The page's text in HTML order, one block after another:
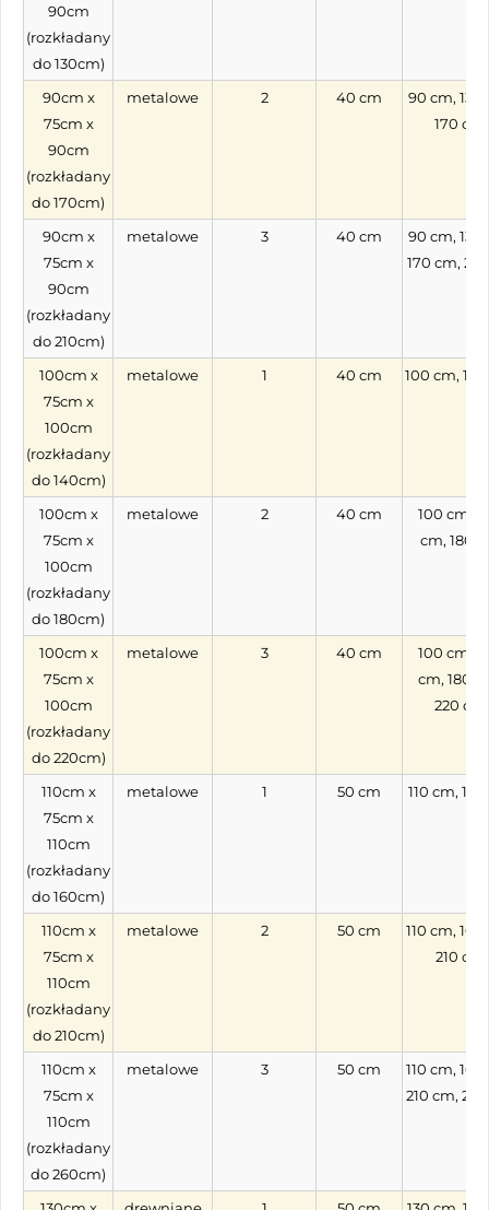
90cm
(rozkładany
do 130cm)
90cm x
75cm x
90cm
(rozkładany
do 170cm)
metalowe 2 40 cm
90 cm, 130
170 cm
90cm x
75cm x
90cm
(rozkładany
do 210cm)
metalowe 3 40 cm
90 cm, 130
170 cm,
100cm x
75cm x
100cm
(rozkładany
do 140cm)
metalowe 1 40 cm 100 cm,
100cm x
75cm x
100cm
(rozkładany
do 180cm)
metalowe 2 40 cm
100 cm,
cm, 180
100cm x
75cm x
100cm
(rozkładany
do 220cm)
metalowe 3 40 cm
100 cm,
cm, 180
220 cm
110cm x
75cm x
110cm
(rozkładany
do 160cm)
metalowe 1 50 cm 110 cm,
110cm x
75cm x
110cm
(rozkładany
do 210cm)
metalowe 2 50 cm
110 cm, 160
210 cm
110cm x
75cm x
110cm
(rozkładany
do 260cm)
metalowe 3 50 cm
110 cm, 160
210 cm,